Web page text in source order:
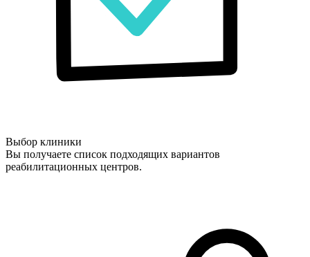
Выбор клиники
Вы получаете список подходящих вариантов
реабилитационных центров.